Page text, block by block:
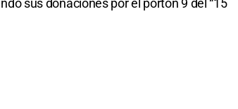
sus donaciones por el portón 9 del “15